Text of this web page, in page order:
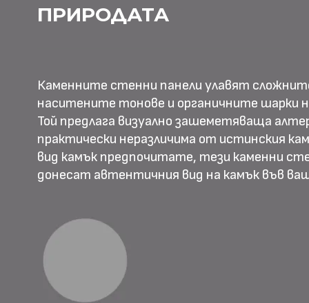
ПРИРОДАТА
Каменните стенни панели улавят
наситените тонове и органичните шарки
Той предлага визуално зашеметяваща
практически неразличима от истинския
вид камък предпочитате, тези каменни
донесат автентичния вид на камък във